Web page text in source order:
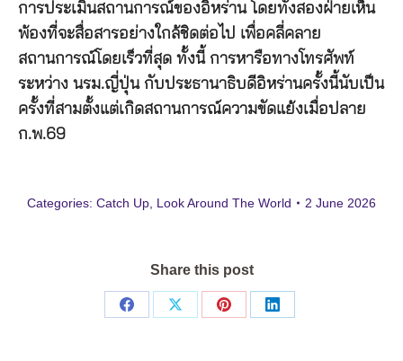
การประเมินสถานการณ์ของอิหร่าน โดยทั้งสองฝ่ายเห็น
พ้องที่จะสื่อสารอย่างใกล้ชิดต่อไป เพื่อคลี่คลาย
สถานการณ์โดยเร็วที่สุด ทั้งนี้ การหารือทางโทรศัพท์
ระหว่าง นรม.ญี่ปุ่น กับประธานาธิบดีอิหร่านครั้งนี้นับเป็น
ครั้งที่สามตั้งแต่เกิดสถานการณ์ความขัดแย้งเมื่อปลาย
ก.พ.69
Categories: Catch Up Look Around The World 2 June 2026
Share this post
Share
Share
Share
Share